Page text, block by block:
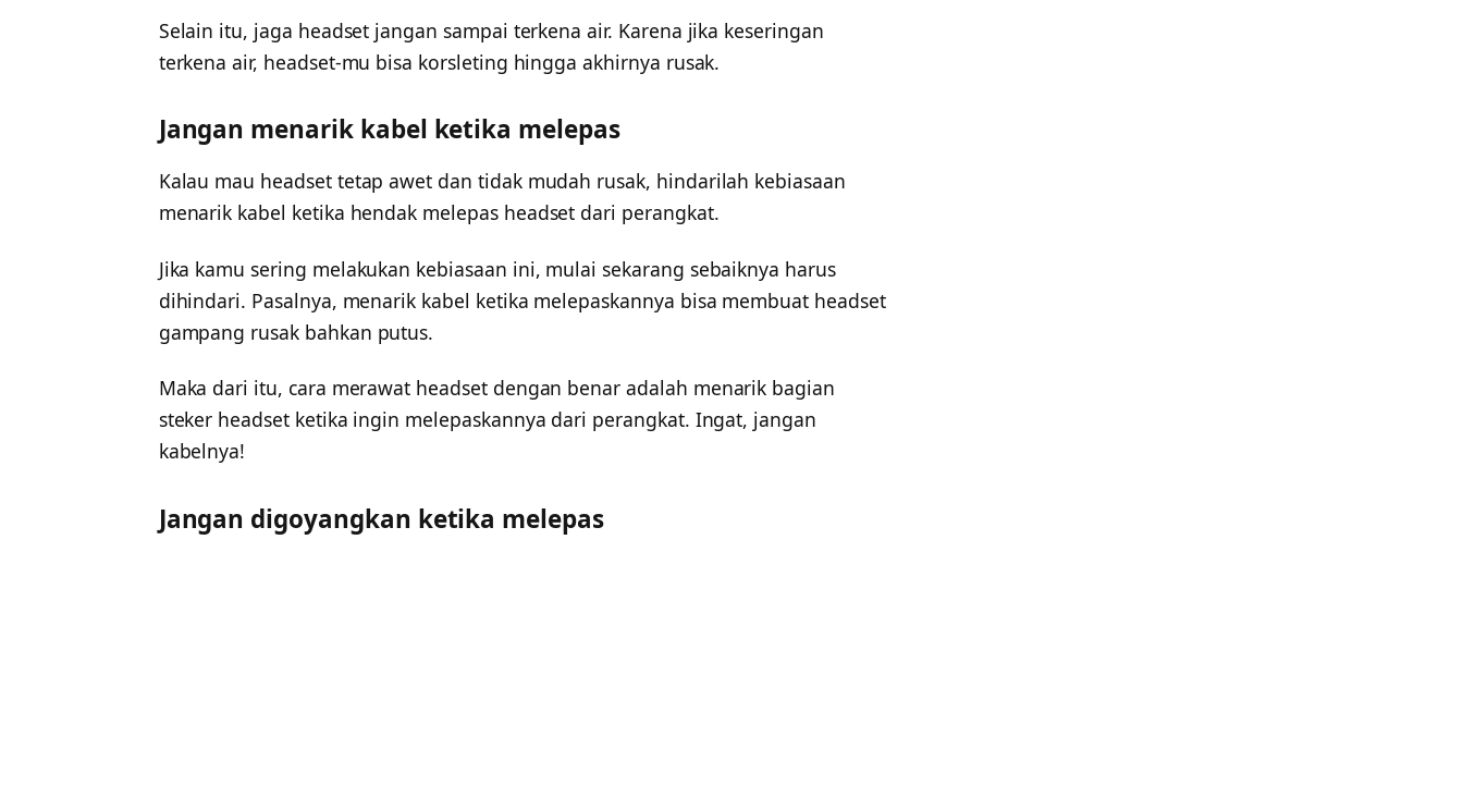
Selain itu, jaga headset jangan sampai terkena air. Karena jika keseringan
terkena air, headset-mu bisa korsleting hingga akhirnya rusak.
Jangan menarik kabel ketika melepas
Kalau mau headset tetap awet dan tidak mudah rusak, hindarilah kebiasaan
menarik kabel ketika hendak melepas headset dari perangkat.
Jika kamu sering melakukan kebiasaan ini, mulai sekarang sebaiknya harus
dihindari. Pasalnya, menarik kabel ketika melepaskannya bisa membuat headset
gampang rusak bahkan putus.
Maka dari itu, cara merawat headset dengan benar adalah menarik bagian
steker headset ketika ingin melepaskannya dari perangkat. Ingat, jangan
kabelnya!
Jangan digoyangkan ketika melepas